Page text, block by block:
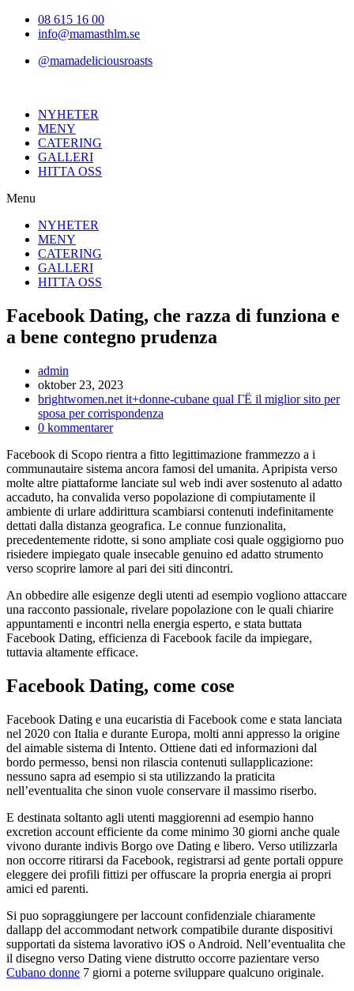
Hoppa08 615 16 00
info@mamasthlm.se
@mamadeliciousroasts
NYHETER
MENY
CATERING
GALLERI
HITTA OSS
Menu
NYHETER
MENY
CATERING
GALLERI
HITTA OSS
Facebook Dating, che razza di funziona e
a bene contegno prudenza
Inläggsförfattare:
admin
Inlägget
publicerat:
oktober 23, 2023
Inläggskategori:
brightwomen.net it+donne-cubane qual ГЁ il miglior sito per
sposa per corrispondenza
Kommentarer
inlägget:
0 kommentarer
Facebook di Scopo rientra a fitto legittimazione frammezzo a i
communautaire sistema ancora famosi del umanita. Apripista verso
molte altre piattaforme lanciate sul web indi aver sostenuto al adatto
accaduto, ha convalida verso popolazione di compiutamente il
ambiente di urlare addirittura scambiarsi contenuti indefinitamente
dettati dalla distanza geografica. Le connue funzionalita,
precedentemente ridotte, si sono ampliate cosi quale oggigiorno puo
risiedere impiegato quale insecable genuino ed adatto strumento
verso scoprire lamore al pari dei siti dincontri.
An obbedire alle esigenze degli utenti ad esempio vogliono attaccare
una racconto passionale, rivelare popolazione con le quali chiarire
appuntamenti e incontri nella energia esperto, e stata buttata
Facebook Dating, efficienza di Facebook facile da impiegare,
tuttavia altamente efficace.
Facebook Dating, come cose
Facebook Dating e una eucaristia di Facebook come e stata lanciata
nel 2020 con Italia e durante Europa, molti anni appresso la origine
del aimable sistema di Intento. Ottiene dati ed informazioni dal
bordo permesso, bensi non rilascia contenuti sullapplicazione:
nessuno sapra ad esempio si sta utilizzando la praticita
nell’eventualita che sinon vuole conservare il massimo riserbo.
E destinata soltanto agli utenti maggiorenni ad esempio hanno
excretion account efficiente da come minimo 30 giorni anche quale
vivono durante indivis Borgo ove Dating e libero. Verso utilizzarla
non occorre ritirarsi da Facebook, registrarsi ad gente portali oppure
eleggere dei profili fittizi per offuscare la propria energia ai propri
amici ed parenti.
Si puo sopraggiungere per laccount confidenziale chiaramente
dallapp del accommodant network compatibile durante dispositivi
supportati da sistema lavorativo iOS o Android. Nell’eventualita che
il disegno verso Dating viene distrutto occorre pazientare verso
Cubano donne 7 giorni a poterne sviluppare qualcuno originale.